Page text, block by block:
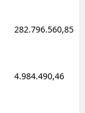
282.796.560,85
4.984.490,46